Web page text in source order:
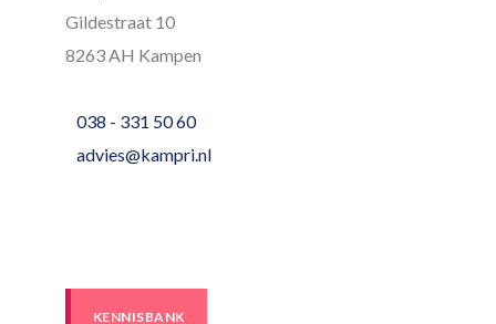
Gildestraat 10
8263 AH Kampen
038 - 331 50 60
advies@kampri.nl
KENNISBANK